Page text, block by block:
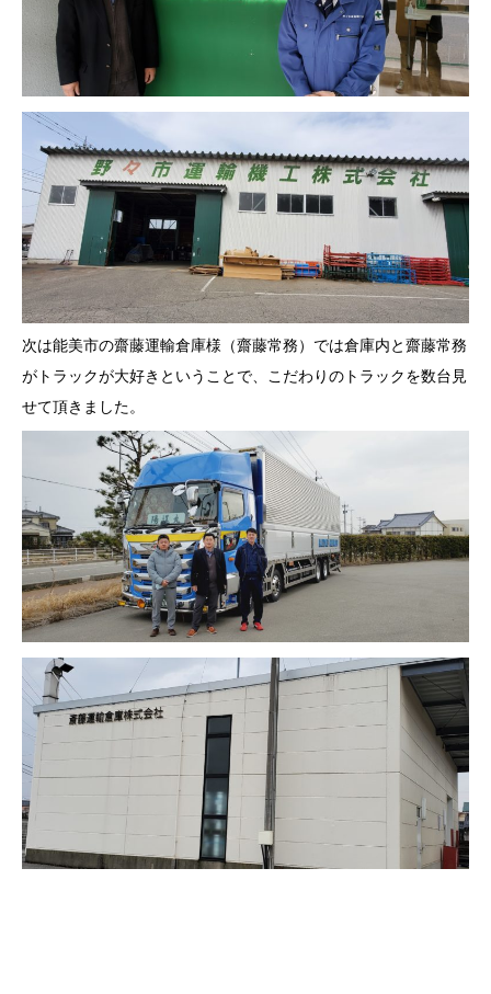
次は能美市の齋藤運輸倉庫様（齋藤常務）では倉庫内と齋藤常務
がトラックが大好きということで、こだわりのトラックを数台見
せて頂きました。